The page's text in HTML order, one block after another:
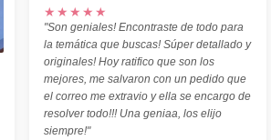
★★★★★
"Son geniales! Encontraste de todo para
la temática que buscas! Súper detallado y
originales! Hoy ratifico que son los
mejores, me salvaron con un pedido que
el correo me extravio y ella se encargo de
resolver todo!!! Una geniaa, los elijo
siempre!"